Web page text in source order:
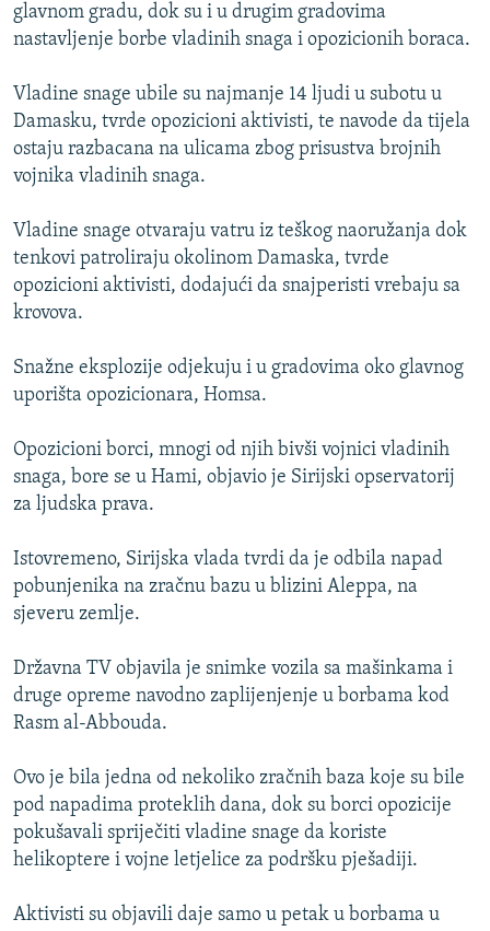
TV LIBERTY
POST SCRIPTUM
MOJA EVROPA
TRI DECENIJE OD RATA U BIH
SVE KARTE DEJTONA
Sve RFE/RL stranice
glavnom gradu, dok su i u drugim gradovima
nastavljenje borbe vladinih snaga i opozicionih boraca.
Vladine snage ubile su najmanje 14 ljudi u subotu u
Damasku, tvrde opozicioni aktivisti, te navode da tijela
ostaju razbacana na ulicama zbog prisustva brojnih
vojnika vladinih snaga.
Vladine snage otvaraju vatru iz teškog naoružanja dok
tenkovi patroliraju okolinom Damaska, tvrde
opozicioni aktivisti, dodajući da snajperisti vrebaju sa
krovova.
Snažne eksplozije odjekuju i u gradovima oko glavnog
uporišta opozicionara, Homsa.
Opozicioni borci, mnogi od njih bivši vojnici vladinih
snaga, bore se u Hami, objavio je Sirijski opservatorij
za ljudska prava.
Istovremeno, Sirijska vlada tvrdi da je odbila napad
pobunjenika na zračnu bazu u blizini Aleppa, na
sjeveru zemlje.
Državna TV objavila je snimke vozila sa mašinkama i
druge opreme navodno zaplijenjenje u borbama kod
Rasm al-Abbouda.
Ovo je bila jedna od nekoliko zračnih baza koje su bile
pod napadima proteklih dana, dok su borci opozicije
pokušavali spriječiti vladine snage da koriste
helikoptere i vojne letjelice za podršku pješadiji.
Aktivisti su objavili daje samo u petak u borbama u